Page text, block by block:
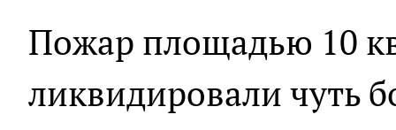
Пожар площадью 10
ликвидировали чуть